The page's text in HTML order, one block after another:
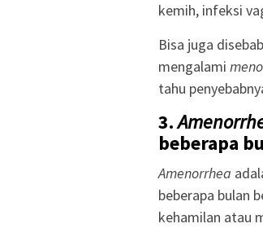
kemih, infeksi
Bisa juga
mengalami
tahu
3.
beberapa
Amenorrhea
beberapa bulan
kehamilan atau